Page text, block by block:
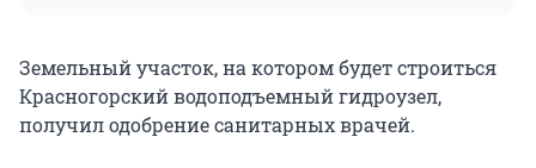
Земельный участок, на котором будет строиться
Красногорский водоподъемный гидроузел,
получил одобрение санитарных врачей.